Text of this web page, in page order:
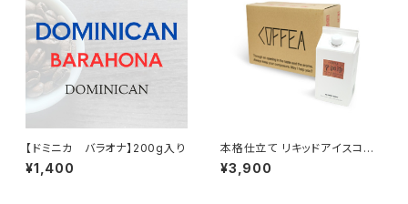
【ドミニカ バラオナ】200g入り
¥1,400
本格仕立て リキッドアイスコー
ヒー 6本入り(加糖)
¥3,900